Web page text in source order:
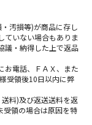
汚損等)が商品に存し
ていない場合もありま
議・納得した上で返品
お電話、ＦＡＸ、また
受領後10日以内に弊
料)及び返送送料を返
受領の場合は原因を特